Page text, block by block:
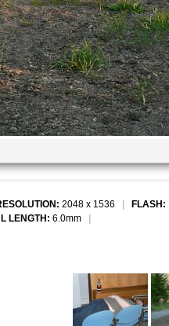
2048 x 1536 FLASH:
LENGTH: 6.0mm